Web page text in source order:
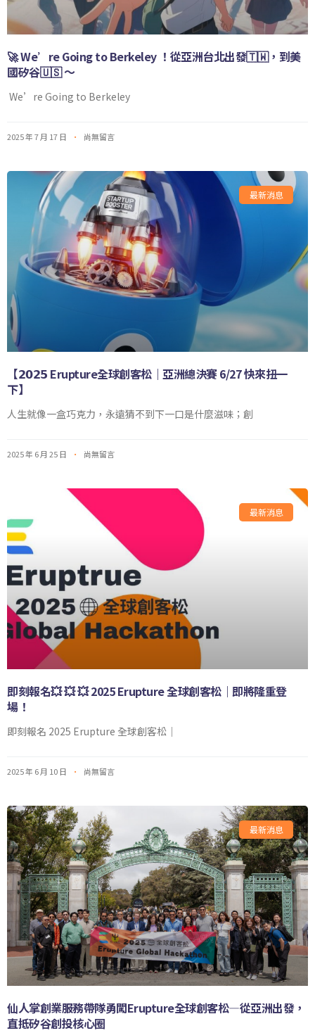
🚀 We’re Going to Berkeley ！從亞洲台北出發🇹🇼，到美
國矽谷🇺🇸 ～
We’re Going to Berkeley
2025 年 7 月 17 日 尚無留言
最新消息
【𝟮𝟬𝟮𝟱 Erupture全球創客松｜亞洲總決賽 6/27 快來扭一
下】
人生就像一盒巧克力，永遠猜不到下一口是什麼滋味；創
2025 年 6 月 25 日 尚無留言
最新消息
即刻報名💥 💥 💥 2025 Erupture 全球創客松｜即將隆重登
場！
即刻報名 2025 Erupture 全球創客松｜
2025 年 6 月 10 日 尚無留言
最新消息
仙人掌創業服務帶隊勇闖Erupture全球創客松—從亞洲出發，
直抵矽谷創投核心圈